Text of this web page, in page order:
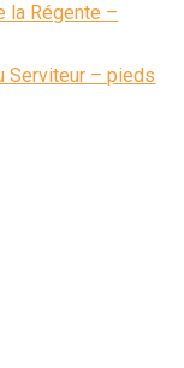
la Régente –
Serviteur – pieds